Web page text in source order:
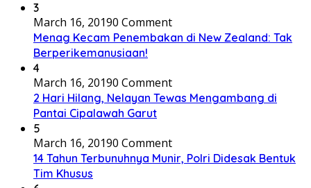
3
March 16, 20190 Comment
Menag Kecam Penembakan di New Zealand: Tak
Berperikemanusiaan!
4
March 16, 20190 Comment
2 Hari Hilang, Nelayan Tewas Mengambang di
Pantai Cipalawah Garut
5
March 16, 20190 Comment
14 Tahun Terbunuhnya Munir, Polri Didesak Bentuk
Tim Khusus